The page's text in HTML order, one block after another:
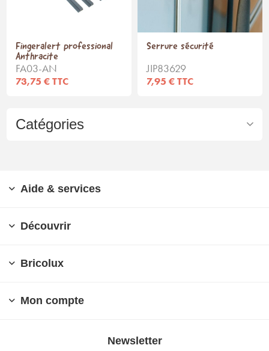
Catégories
Fingeralert professional
Anthracite
FA03-AN
73,75 € TTC
Serrure sécurité
JIP83629
7,95 € TTC
Aide & services
Découvrir
Bricolux
Mon compte
Newsletter